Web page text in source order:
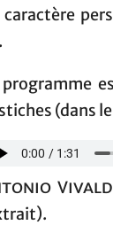
programme
(dans